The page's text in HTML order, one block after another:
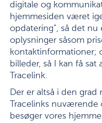
digitale og
hjemmesiden været
opdatering”, så det
oplysninger såsom
kontaktinformationer;
billeder, så I kan få
Tracelink.
Der er altså i den
Tracelinks nuværende
besøger vores